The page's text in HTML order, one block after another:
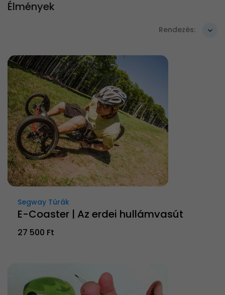
Élmények
Rendezés:
Segway Túrák
E-Coaster | Az erdei hullámvasút
27 500 Ft